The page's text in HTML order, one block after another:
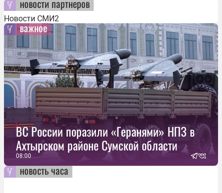
новости партнеров
Новости СМИ2
важное
ВС России поразили «Геранями» НПЗ в
Ахтырском районе Сумской области
08:00
новость часа